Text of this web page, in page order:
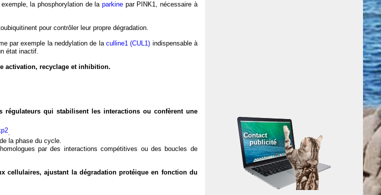
la phosphorylation de laparkine par PINK1, nécessaire à
pour contrôler leur propre dégradation.
par exemple la neddylation de la culline1 (CUL1) indispensable à
état inactif.
activation, recyclage et inhibition.
régulateurs qui stabilisent les interactions ou confèrent une
.
la phase du cycle.
par des interactions compétitives ou des boucles de
cellulaires, ajustant la dégradation protéique en fonction du
Contact
publicité